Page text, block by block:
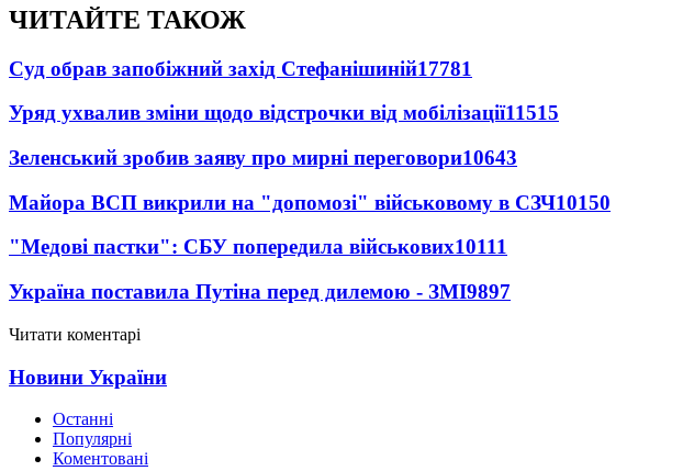
ЧИТАЙТЕ ТАКОЖ
Суд обрав запобіжний захід Стефанішиній17781
Уряд ухвалив зміни щодо відстрочки від мобілізації11515
Зеленський зробив заяву про мирні переговори10643
Майора ВСП викрили на "допомозі" військовому в СЗЧ10150
"Медові пастки": СБУ попередила військових10111
Україна поставила Путіна перед дилемою - ЗМІ9897
Читати коментарі
Новини України
Останні
Популярні
Коментовані